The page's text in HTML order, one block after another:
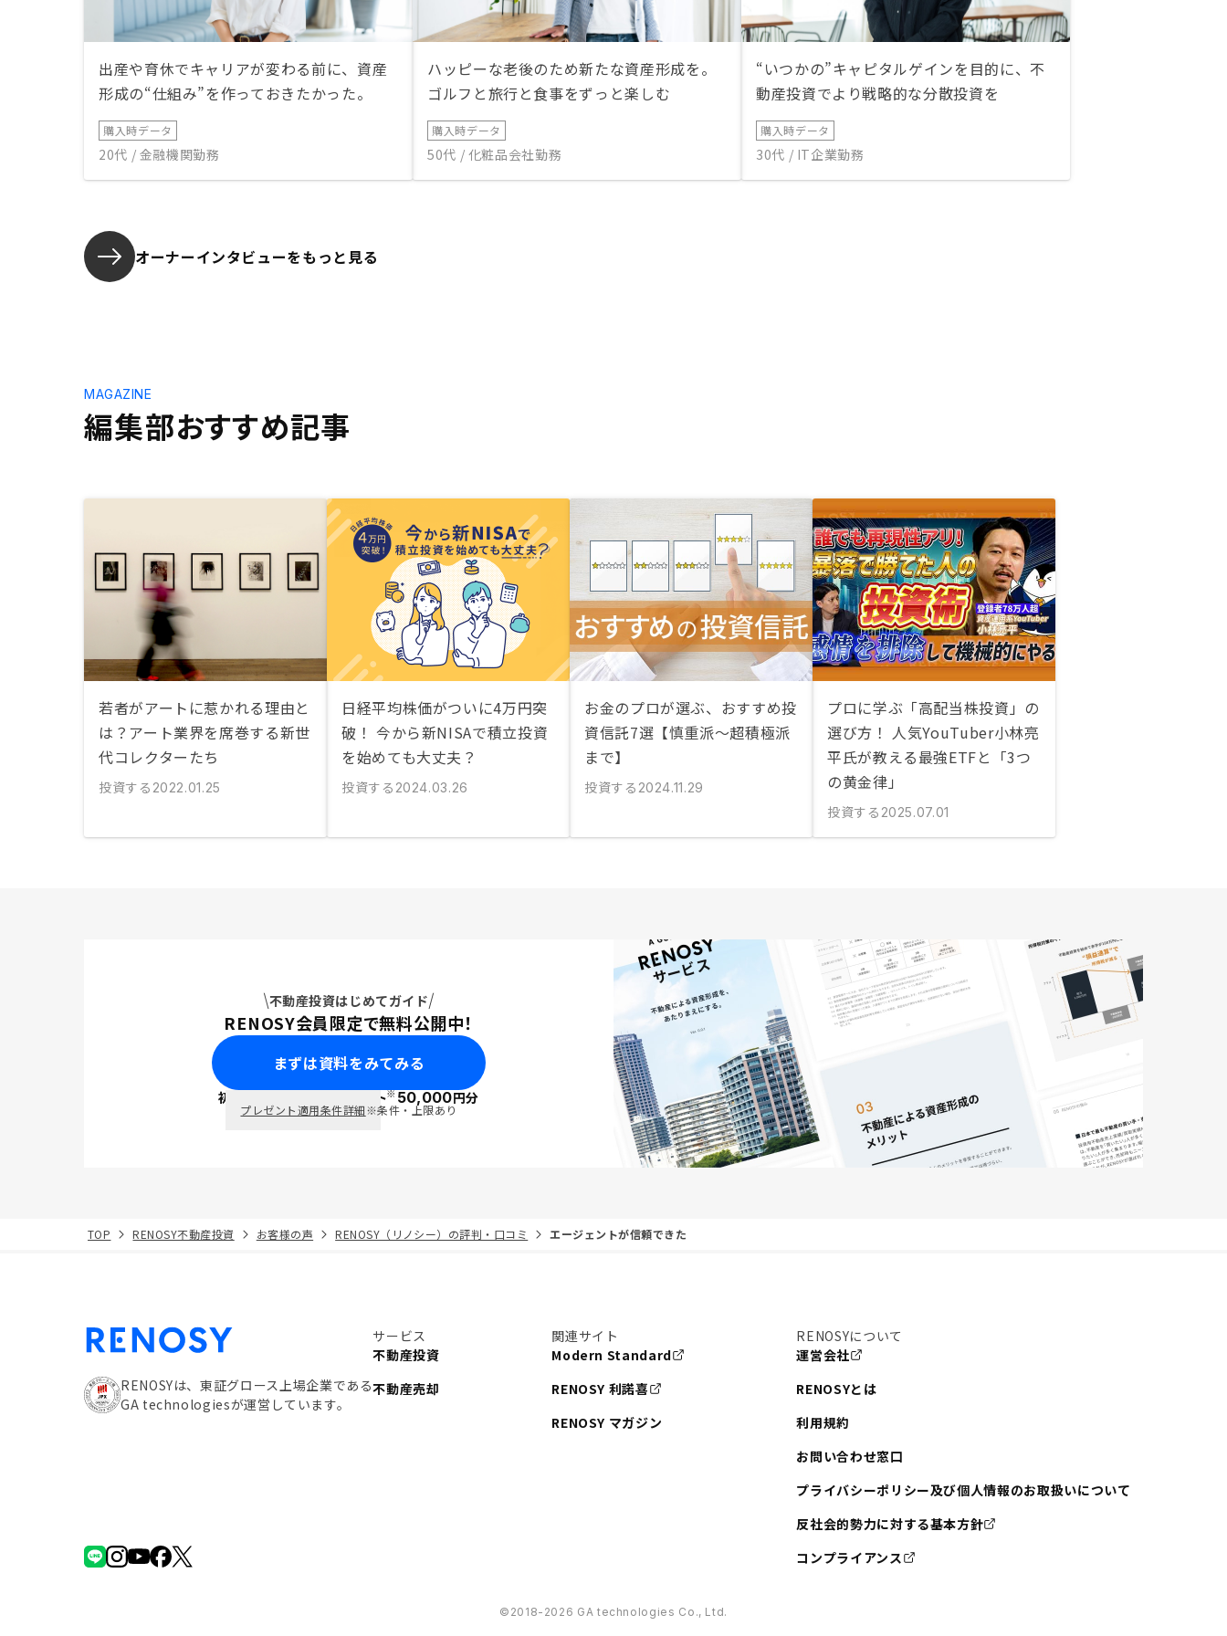
出産や育休でキャリアが変わる前に、資産
形成の“仕組み”を作っておきたかった。
購入時データ
20代 / 金融機関勤務
ハッピーな老後のため新たな資産形成を。
ゴルフと旅行と食事をずっと楽しむ
購入時データ
50代 / 化粧品会社勤務
“いつかの”キャピタルゲインを目的に、不
動産投資でより戦略的な分散投資を
購入時データ
30代 / IT企業勤務
オーナーインタビューをもっと見る
編集部おすすめ記事
MAGAZINE
若者がアートに惹かれる理由と
は？アート業界を席巻する新世
代コレクターたち
投資する 2022.01.25
日経平均株価がついに4万円突
破！ 今から新NISAで積立投資
を始めても大丈夫？
投資する 2024.03.26
お金のプロが選ぶ、おすすめ投
資信託7選【慎重派〜超積極派
まで】
投資する 2024.11.29
プロに学ぶ「高配当株投資」の
選び方！ 人気YouTuber小林亮
平氏が教える最強ETFと「3つ
の黄金律」
投資する 2025.07.01
不動産投資はじめてガイド
RENOSY会員限定で無料公開中！
まずは資料をみてみる
初回面談で ポイント※50,000円分
プレゼント適用条件詳細※条件・上限あり
TOP RENOSY不動産投資 お客様の声 RENOSY（リノシー）の評判・口コミ エージェントが信頼できた
RENOSYは、東証グロース上場企業である
GA technologiesが運営しています。
サービス
不動産投資
不動産売却
関連サイト
Modern Standard
RENOSY 利諾喜
RENOSY マガジン
RENOSYについて
運営会社
RENOSYとは
利用規約
お問い合わせ窓口
プライバシーポリシー及び個人情報のお取扱いについて
反社会的勢力に対する基本方針
コンプライアンス
©︎2018-2026 GA technologies Co., Ltd.